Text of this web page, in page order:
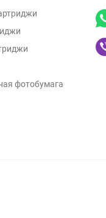
фотобумага